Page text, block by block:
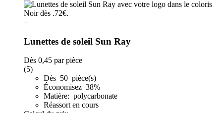
+
Lunettes de soleil Sun Ray
Dès 0,45 par pièce
(5)
Dès 50 pièce(s)
Économisez 38%
Matière: polycarbonate
Réassort en cours